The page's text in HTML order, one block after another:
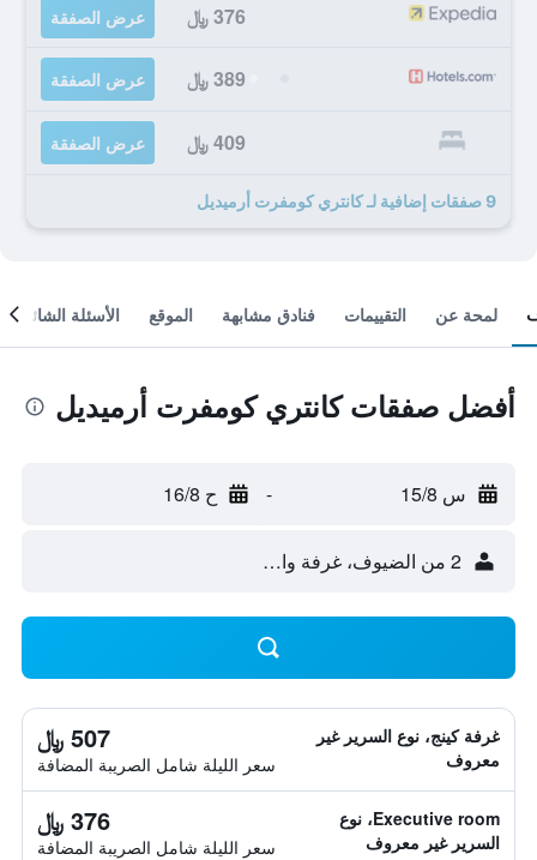
376 ﷼ عرض الصفقة
389 ﷼ عرض الصفقة
409 ﷼ عرض الصفقة
9 صفقات إضافية لـ كانتري كومفرت أرميديل
لمحة عن التقييمات فنادق مشابهة الموقع الأسئلة الشائعة
أفضل صفقات كانتري كومفرت أرميديل
س 15/8 - ح 16/8
2 من الضيوف، غرفة واحدة
غرفة كينج، نوع السرير غير
معروف
507 ﷼
سعر الليلة شامل الصريبة المضافة
Executive room، نوع
السرير غير معروف
376 ﷼
سعر الليلة شامل الصريبة المضافة